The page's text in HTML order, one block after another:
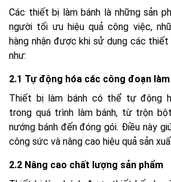
Các thiết bị làm bánh là những sản
người tối ưu hiệu quả công việc,
hàng nhận được khi sử dụng các
như:
2.1 Tự động hóa các công đoạn
Thiết bị làm bánh có thể tự động
trong quá trình làm bánh, từ trộn
nướng bánh đến đóng gói. Điều này
công sức và nâng cao hiệu quả sản
2.2 Nâng cao chất lượng sản phẩm